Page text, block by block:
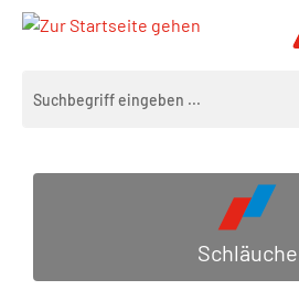
Zum Hauptinhalt springen
Schläuche